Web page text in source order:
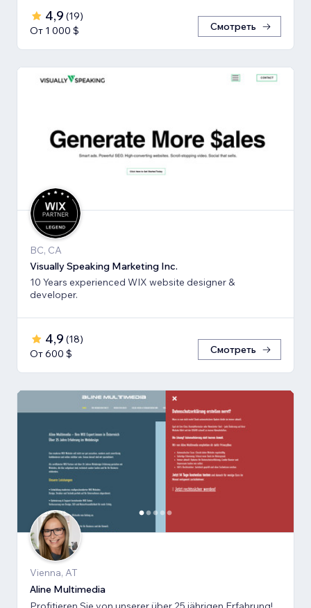
4,9 (19)
От 1 000 $
Смотреть
BC, CA
Visually Speaking Marketing Inc.
10 Years experienced WIX website designer &
developer.
4,9 (18)
От 600 $
Смотреть
Vienna, AT
Aline Multimedia